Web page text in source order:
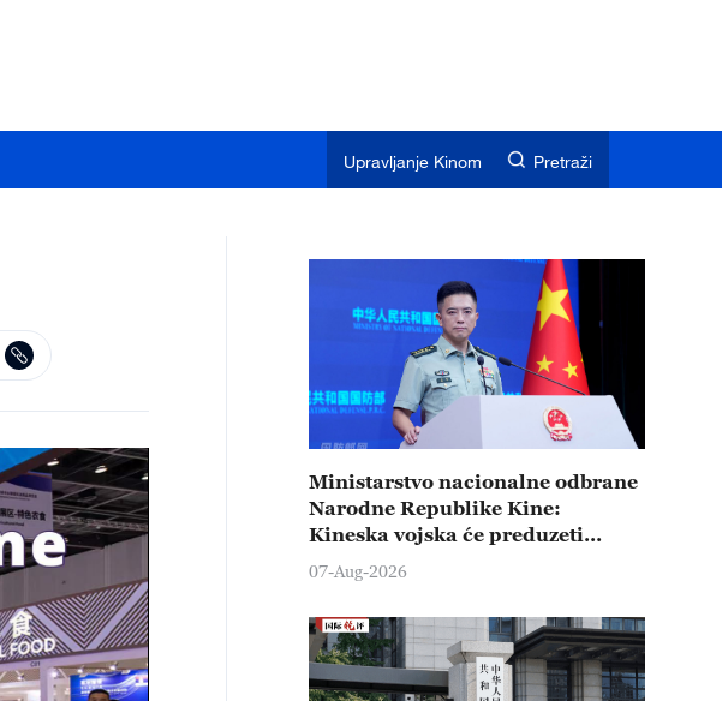
Upravljanje Kinom Pretraži
Ministarstvo nacionalne odbrane
Narodne Republike Kine:
Kineska vojska će preduzeti
čvrste kontramere protiv svih
provokativnih pokušaja
izazivanja nemira
07-Aug-2026